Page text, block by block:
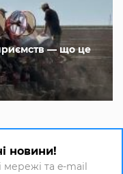
— що це
новини!
мережі та e-mail